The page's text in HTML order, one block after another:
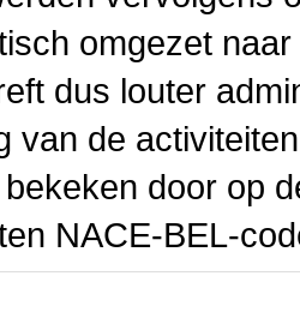
omgezet
dus louter
van de
door op
NACE-BEL-